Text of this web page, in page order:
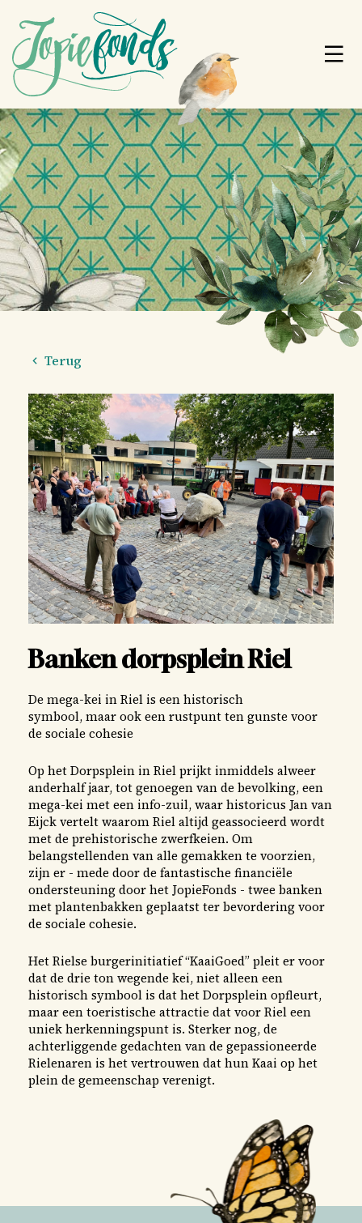
2026 2025 2024 2023 2022 2021 2020 2019
2018 2017
Terug
Banken dorpsplein Riel
De mega-kei in Riel is een historisch
symbool, maar ook een rustpunt ten gunste voor
de sociale cohesie
Op het Dorpsplein in Riel prijkt inmiddels alweer
anderhalf jaar, tot genoegen van de bevolking, een
mega-kei met een info-zuil, waar historicus Jan van
Eijck vertelt waarom Riel altijd geassocieerd wordt
met de prehistorische zwerfkeien. Om
belangstellenden van alle gemakken te voorzien,
zijn er - mede door de fantastische financiële
ondersteuning door het JopieFonds - twee banken
met plantenbakken geplaatst ter bevordering voor
de sociale cohesie.
Het Rielse burgerinitiatief “KaaiGoed” pleit er voor
dat de drie ton wegende kei, niet alleen een
historisch symbool is dat het Dorpsplein opfleurt,
maar een toeristische attractie dat voor Riel een
uniek herkenningspunt is. Sterker nog, de
achterliggende gedachten van de gepassioneerde
Rielenaren is het vertrouwen dat hun Kaai op het
plein de gemeenschap verenigt.